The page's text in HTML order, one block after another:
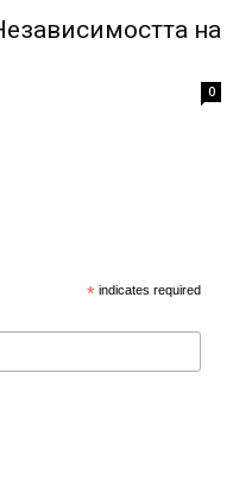
на
0
* indicates required